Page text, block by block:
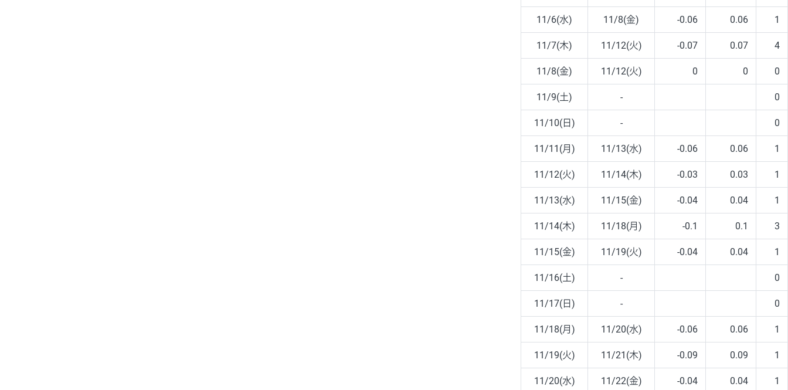
11/6(水) 11/8(金) -0.06 0.06 1
11/7(木) 11/12(火) -0.07 0.07 4
11/8(金) 11/12(火) 0 0 0
11/9(土) - 0
11/10(日) - 0
11/11(月) 11/13(水) -0.06 0.06 1
11/12(火) 11/14(木) -0.03 0.03 1
11/13(水) 11/15(金) -0.04 0.04 1
11/14(木) 11/18(月) -0.1 0.1 3
11/15(金) 11/19(火) -0.04 0.04 1
11/16(土) - 0
11/17(日) - 0
11/18(月) 11/20(水) -0.06 0.06 1
11/19(火) 11/21(木) -0.09 0.09 1
11/20(水) 11/22(金) -0.04 0.04 1